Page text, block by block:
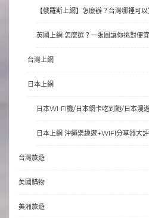
【俄羅斯上網】怎麼辦？台灣哪裡可
英國上網 怎麼選？一張圖讓你挑對便
台灣上網
日本上網
日本WI-FI機/日本網卡吃到飽/日本漫
日本上網 沖繩樂趣遊+WIFI分享器大
台灣旅遊
美國購物
美洲旅遊